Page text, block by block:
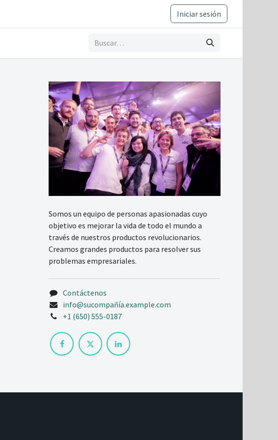
Iniciar sesión
Somos un equipo de personas apasionadas cuyo
objetivo es mejorar la vida de todo el mundo a
través de nuestros productos revolucionarios.
Creamos grandes productos para resolver sus
problemas empresariales.
Contáctenos
info@sucompañía.example.com
+1 (650) 555-0187